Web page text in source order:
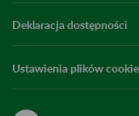
Deklaracja dostępności
Ustawienia plików